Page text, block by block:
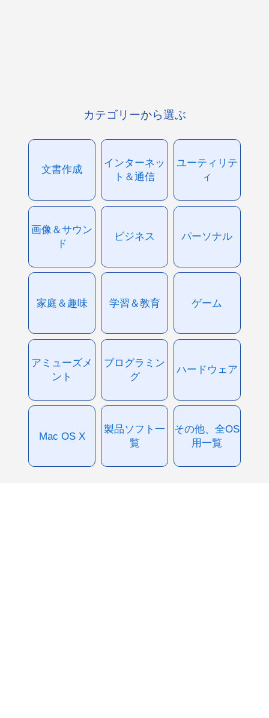
カテゴリーから選ぶ
文書作成
インターネッ
ト＆通信
ユーティリテ
ィ
画像＆サウン
ド
ビジネス パーソナル
家庭＆趣味 学習＆教育 ゲーム
アミューズメ
ント
プログラミン
グ
ハードウェア
Mac OS X
製品ソフト一
覧
その他、全OS
用一覧